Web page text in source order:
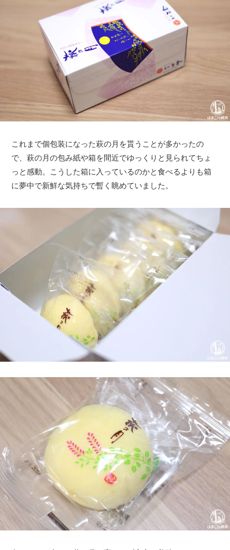
これまで個包装になった萩の月を貰うことが多かったの
で、萩の月の包み紙や箱を間近でゆっくりと見られてちょ
っと感動。こうした箱に入っているのかと食べるよりも箱
に夢中で新鮮な気持ちで暫く眺めていました。